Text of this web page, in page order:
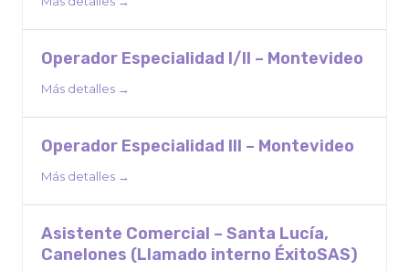
Operador Especialidad I/II – Montevideo
Más detalles
Operador Especialidad III – Montevideo
Más detalles
Asistente Comercial – Santa Lucía,
Canelones (Llamado interno ÉxitoSAS)